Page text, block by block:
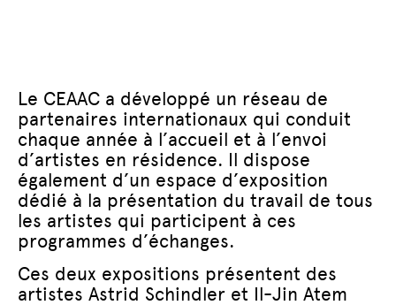
Le CEAAC a développé un réseau de
partenaires internationaux qui conduit
chaque année à l’accueil et à l’envoi
d’artistes en résidence. Il dispose
également d’un espace d’exposition
dédié à la présentation du travail de tous
les artistes qui participent à ces
programmes d’échanges.
Ces deux expositions présentent des
artistes Astrid Schindler et Il-Jin Atem